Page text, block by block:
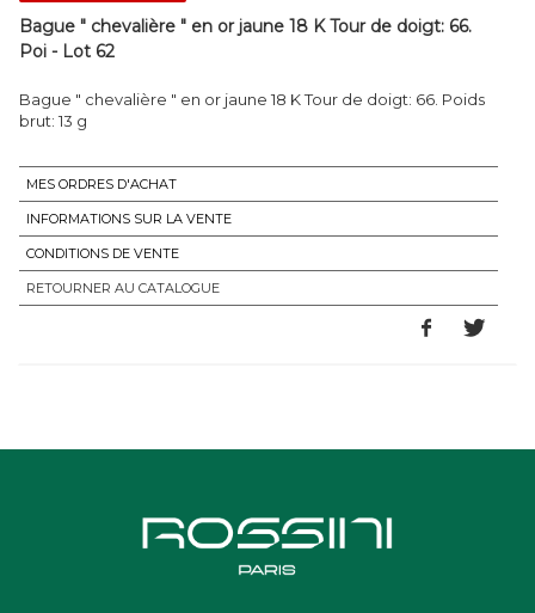
Bague " chevalière " en or jaune 18 K Tour de doigt: 66.
Poi - Lot 62
Bague " chevalière " en or jaune 18 K Tour de doigt: 66. Poids
brut: 13 g
MES ORDRES D'ACHAT
INFORMATIONS SUR LA VENTE
CONDITIONS DE VENTE
RETOURNER AU CATALOGUE